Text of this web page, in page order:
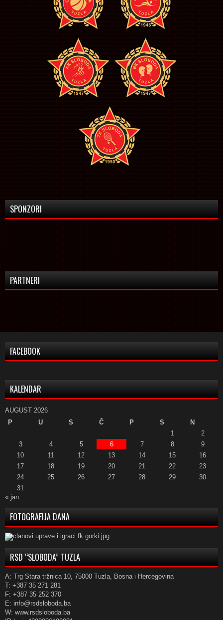
SPONZORI
PARTNERI
FACEBOOK
KALENDAR
AUGUST 2026
P
U S Č P S
N
1
2
3
4 5 6 7 8
9
10
11 12 13 14 15
16
17
18 19 20 21 22
23
24
25 26 27 28 29
30
31
« jan
FOTOGRAFIJA DANA
RSD “SLOBODA” TUZLA
A: Trg Stara tržnica 10, 75000 Tuzla, Bosna i Hercegovina
T: +387 35 271 281
F: +387 35 252 370
E: info@rsdsloboda.ba
W: www.rsdsloboda.ba